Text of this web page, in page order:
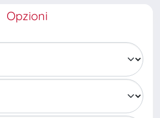
Opzioni